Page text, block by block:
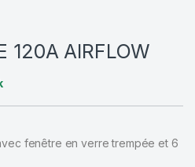
120A AIRFLOW
fenêtre en verre trempée et 6